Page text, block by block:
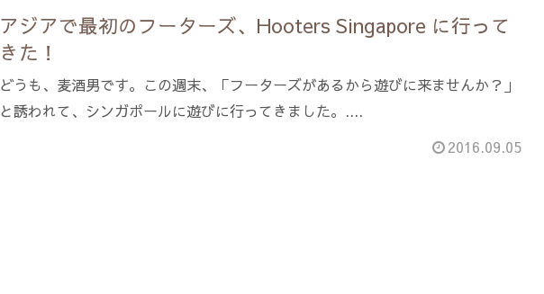
アジアで最初のフーターズ、Hooters Singapore に行って
きた！
どうも、麦酒男です。この週末、「フーターズがあるから遊びに来ませんか？」
と誘われて、シンガポールに遊びに行ってきました。....
2016.09.05